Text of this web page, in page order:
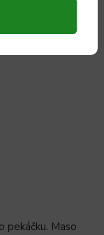
pekáčku. Maso